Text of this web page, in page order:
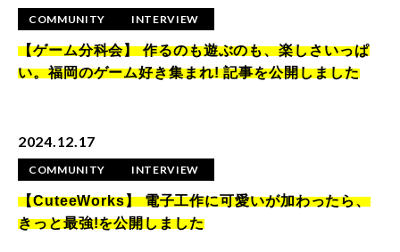
COMMUNITY INTERVIEW
【ゲーム分科会】 作るのも遊ぶのも、楽しさいっぱ
い。福岡のゲーム好き集まれ! 記事を公開しました
2024.12.17
COMMUNITY INTERVIEW
【CuteeWorks】 電子工作に可愛いが加わったら、
きっと最強!を公開しました